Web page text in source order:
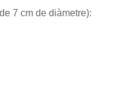
7 cm de diàmetre):